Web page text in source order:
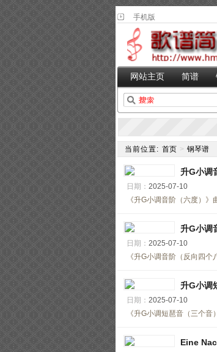
手机版
网站主页 简谱
当前位置: 首页 > 钢琴谱
升G小调
日期： 2025-07-10
《升G小调音阶（六度）
升G小调
日期： 2025-07-10
《升G小调音阶（反向四
升G小调
日期： 2025-07-10
《升G小调短琶音（三个
Eine